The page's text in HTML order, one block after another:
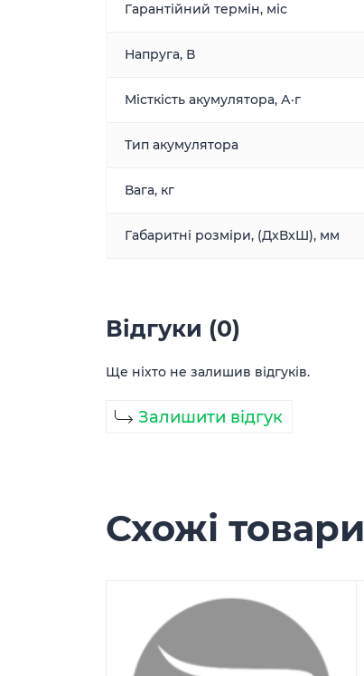
Гарантійний термін, міс
Напруга, В
Місткість акумулятора, А·г
Тип акумулятора
Вага, кг
Габаритні розміри, (ДxВxШ), мм
Відгуки (0)
Ще ніхто не залишив відгуків.
Залишити відгук
Схожі товари